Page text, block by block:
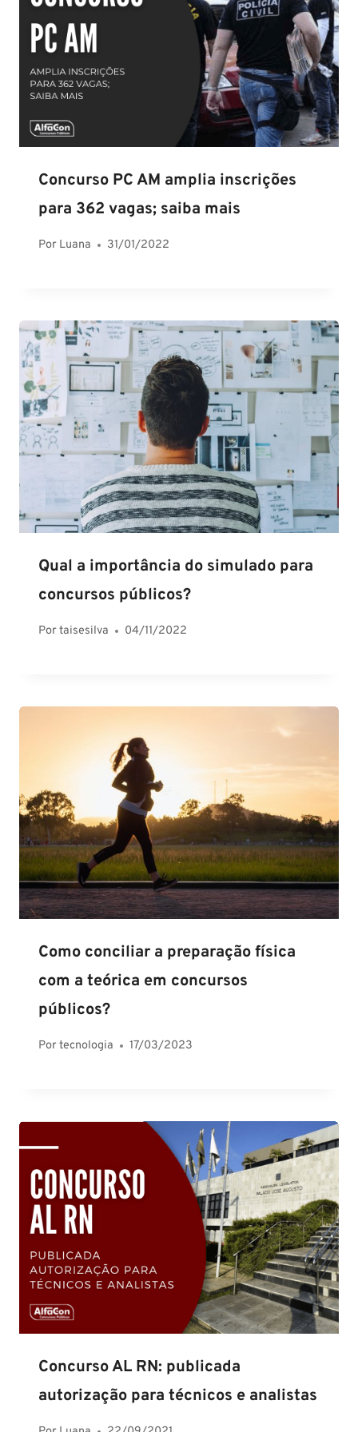
Concurso PC AM amplia inscrições
para 362 vagas; saiba mais
Por Luana 31/01/2022
Qual a importância do simulado para
concursos públicos?
Portaisesilva 04/11/2022
Como conciliar a preparação física
com a teórica em concursos
públicos?
Portecnologia 17/03/2023
Concurso AL RN: publicada
autorização para técnicos e analistas